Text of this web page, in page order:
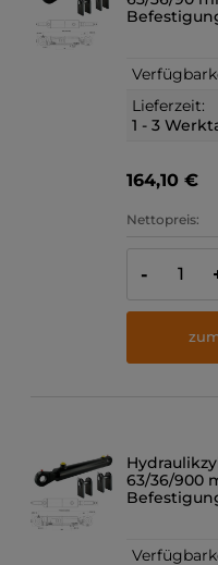
Lieferzeit:
1 - 3
164,10 €
Nettopreis:
-
63/36/900